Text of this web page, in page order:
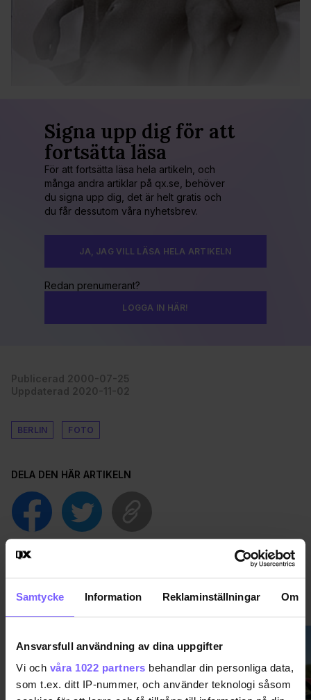
Samtycke Information Reklaminställningar Om
Ansvarsfull användning av dina uppgifter
Vi och våra 1022 partners behandlar din personliga data,
som t.ex. ditt IP-nummer, och använder teknologi såsom
Signa upp dig för att
fortsätta läsa
För att fortsätta läsa hela artikeln, och
många andra artiklar på qx.se, behöver
du signa upp dig, det är helt gratis och
du får dessutom våra nyhetsbrev.
JA, JAG VILL LÄSA HELA ARTIKELN
Redan prenumerant?
LOGGA IN HÄR!
Publicerad 2000-07-25
Uppdaterad 2020-11-02
BERLIN FOTO
DELA DEN HÄR ARTIKELN
NYHETER VISA MER NYHETER